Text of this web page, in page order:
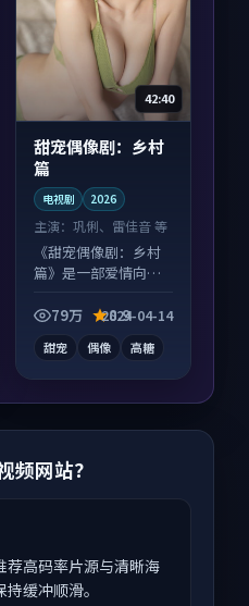
42:40
甜宠偶像剧：乡村
篇
电视剧 2026
主演：巩俐、雷佳音 等
《甜宠偶像剧：乡村
篇》是一部爱情向电
层层推进，尾声常有
79万 8.9
2024-04-14
甜宠 偶像 高糖
频网站？
荐高码率片源与清晰海
缓冲顺滑。